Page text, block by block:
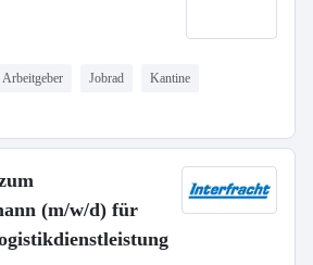
Jobrad Kantine
(m/w/d) für